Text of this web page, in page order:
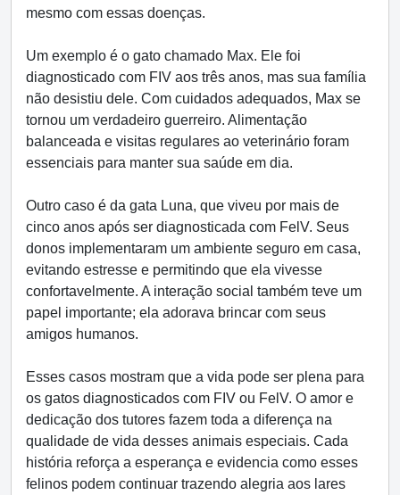
mesmo com essas doenças.
Um exemplo é o gato chamado Max. Ele foi
diagnosticado com FIV aos três anos, mas sua família
não desistiu dele. Com cuidados adequados, Max se
tornou um verdadeiro guerreiro. Alimentação
balanceada e visitas regulares ao veterinário foram
essenciais para manter sua saúde em dia.
Outro caso é da gata Luna, que viveu por mais de
cinco anos após ser diagnosticada com FelV. Seus
donos implementaram um ambiente seguro em casa,
evitando estresse e permitindo que ela vivesse
confortavelmente. A interação social também teve um
papel importante; ela adorava brincar com seus
amigos humanos.
Esses casos mostram que a vida pode ser plena para
os gatos diagnosticados com FIV ou FelV. O amor e
dedicação dos tutores fazem toda a diferença na
qualidade de vida desses animais especiais. Cada
história reforça a esperança e evidencia como esses
felinos podem continuar trazendo alegria aos lares